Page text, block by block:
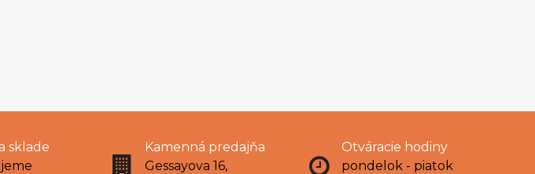
sklade
Kamenná predajňa
Gessayova 16,
Otváracie hodiny
pondelok - piatok